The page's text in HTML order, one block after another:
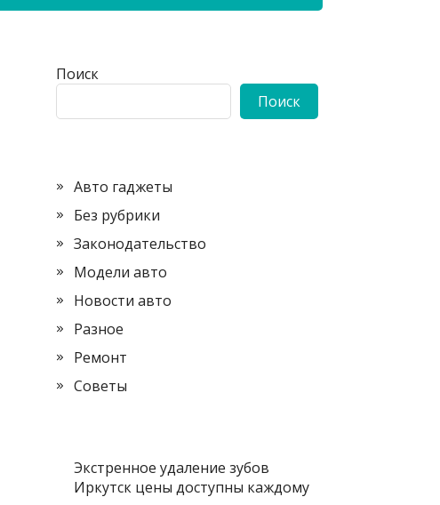
Поиск
Поиск
Авто гаджеты
Без рубрики
Законодательство
Модели авто
Новости авто
Разное
Ремонт
Советы
Экстренное удаление зубов
Иркутск цены доступны каждому